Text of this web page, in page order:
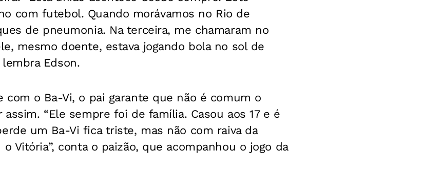
com futebol. Quando morávamos no Rio de
de pneumonia. Na terceira, me chamaram no
mesmo doente, estava jogando bola no sol de
Edson.
com o Ba-Vi, o pai garante que não é comum o
“Ele sempre foi de família. Casou aos 17 e é
um Ba-Vi fica triste, mas não com raiva da
Vitória”, conta o paizão, que acompanhou o jogo da